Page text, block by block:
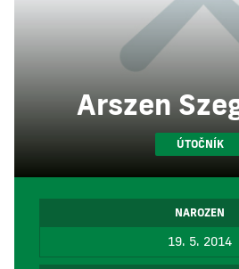
Arszen
ÚTOČNÍK
NAROZEN
19. 5. 2014